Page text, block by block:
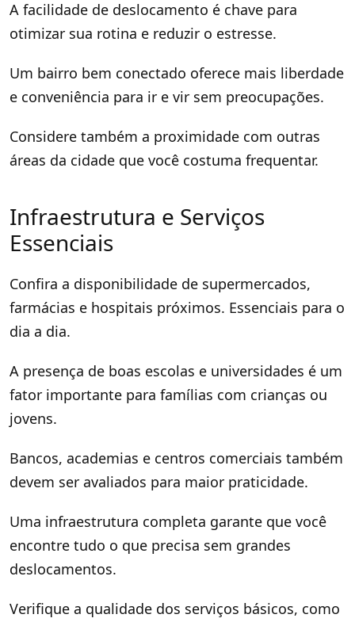
A facilidade de deslocamento é chave para
otimizar sua rotina e reduzir o estresse.
Um bairro bem conectado oferece mais liberdade
e conveniência para ir e vir sem preocupações.
Considere também a proximidade com outras
áreas da cidade que você costuma frequentar.
Infraestrutura e Serviços
Essenciais
Confira a disponibilidade de supermercados,
farmácias e hospitais próximos. Essenciais para o
dia a dia.
A presença de boas escolas e universidades é um
fator importante para famílias com crianças ou
jovens.
Bancos, academias e centros comerciais também
devem ser avaliados para maior praticidade.
Uma infraestrutura completa garante que você
encontre tudo o que precisa sem grandes
deslocamentos.
Verifique a qualidade dos serviços básicos, como